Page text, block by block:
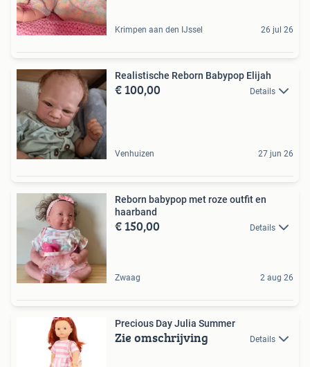
Krimpen aan den IJssel 26 jul 26
Realistische Reborn Babypop Elijah
€ 100,00 Details
Venhuizen 27 jun 26
Reborn babypop met roze outfit en
haarband
€ 150,00 Details
Zwaag 2 aug 26
Precious Day Julia Summer
Zie omschrijving Details